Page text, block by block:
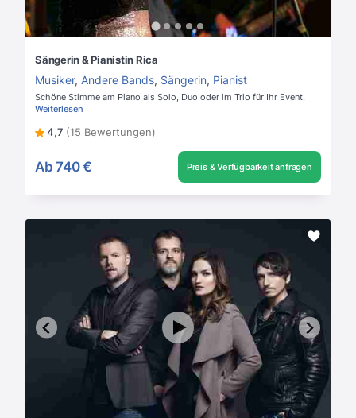
Sängerin & Pianistin Rica
Musiker, Andere Bands, Sängerin, Pianist
Schöne Stimme am Piano als Solo, Duo oder im Trio für Ihr Event.
Weiterlesen
4,7 (15 Bewertungen)
Ab 740 € Preis & Verfügbarkeit anfragen